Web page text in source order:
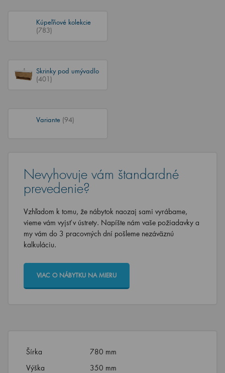
Kúpeľňové kolekcie
(783)
Skrinky pod umývadlo
(401)
Variante (94)
Nevyhovuje vám štandardné
prevedenie?
Vzhľadom k tomu, že nábytok naozaj sami vyrábame,
vieme vám vyjsť v ústrety. Napíšte nám vaše požiadavky a
my vám do 3 pracovných dní pošleme nezáväznú
kalkuláciu.
VIAC O NÁBYTKU NA MIERU
Šírka
780 mm
Výška
350 mm